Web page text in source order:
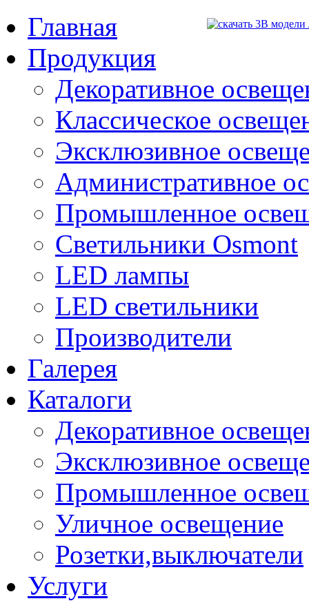
Главная
Продукция
Декоративное
Классическое
Эксклюзивное
Административное
Промышленное
Светильники Osmont
LED лампы
LED светильники
Производители
Галерея
Каталоги
Декоративное
Эксклюзивное
Промышленное
Уличное освещение
Розетки,выключатели
Услуги